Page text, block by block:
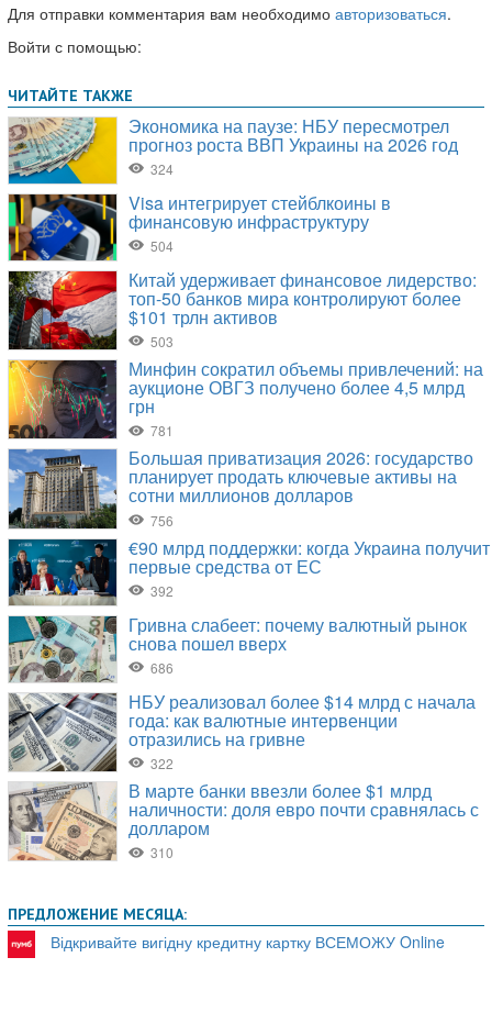
Для отправки комментария вам необходимо авторизоваться.
Войти с помощью:
ПРЕДЛОЖЕНИЕ МЕСЯЦА:
Відкривайте вигідну кредитну картку ВСЕМОЖУ Online